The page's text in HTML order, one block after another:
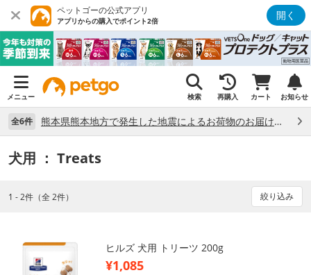
ペットゴーの公式アプリ
アプリからの購入でポイント2倍 開く
メニュー 検索 再購入 カート お知らせ
全6件 熊本県熊本地方で発生した地震によるお荷物のお届け状況について （7/28）
犬用 ： Treats
1 - 2件（全 2件） 絞り込み
ヒルズ 犬用 トリーツ 200g
¥1,085